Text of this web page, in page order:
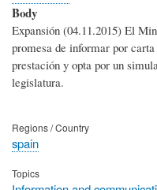
Body
Expansión (04.11.2015) El
promesa de informar por
prestación y opta por un
legislatura.
Regions / Country
spain
Topics